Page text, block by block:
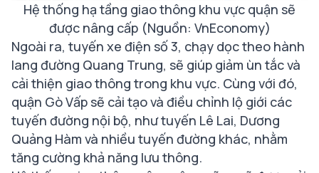
Hệ thống hạ tầng giao thông khu vực quận sẽ
được nâng cấp (Nguồn: VnEconomy)
Ngoài ra, tuyến xe điện số 3, chạy dọc theo hành
lang đường Quang Trung, sẽ giúp giảm ùn tắc và
cải thiện giao thông trong khu vực. Cùng với đó,
quận Gò Vấp sẽ cải tạo và điều chỉnh lộ giới các
tuyến đường nội bộ, như tuyến Lê Lai, Dương
Quảng Hàm và nhiều tuyến đường khác, nhằm
tăng cường khả năng lưu thông.